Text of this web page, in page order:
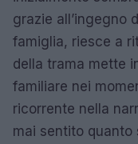
grazie all’ingegno
famiglia, riesce a
della trama mette
familiare nei
ricorrente nella
mai sentito quanto